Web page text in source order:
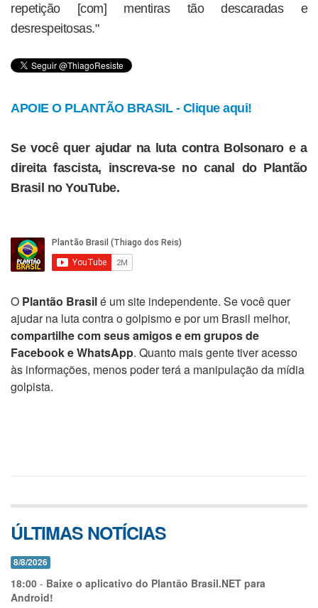
repetição [com] mentiras tão descaradas e
desrespeitosas."
APOIE O PLANTÃO BRASIL - Clique aqui!
Se você quer ajudar na luta contra Bolsonaro e a
direita fascista, inscreva-se no canal do Plantão
Brasil no YouTube.
O Plantão Brasilé um site independente. Se você quer
ajudar na luta contra o golpismo e por um Brasil melhor,
compartilhe com seus amigos e em grupos de
Facebook e WhatsApp. Quanto mais gente tiver acesso
às informações, menos poder terá a manipulação da mídia
golpista.
ÚLTIMAS NOTÍCIAS
8/8/2026
18:00 - Baixe o aplicativo do Plantão Brasil.NET para
Android!